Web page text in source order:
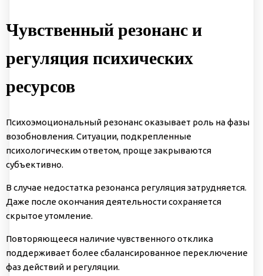
Чувственный резонанс и
регуляция психических
ресурсов
Психоэмоциональный резонанс оказывает роль на фазы
возобновления. Ситуации, подкрепленные
психологическим ответом, проще закрываются
субъективно.
В случае недостатка резонанса регуляция затрудняется.
Даже после окончания деятельности сохраняется
скрытое утомление.
Повторяющееся наличие чувственного отклика
поддерживает более сбалансированное переключение
фаз действий и регуляции.